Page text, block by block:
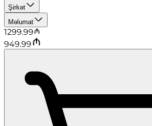
Şirkət
Məlumat
1299.99
949.99